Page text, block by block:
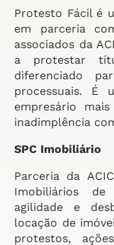
Protesto Fácil é
em parceria
associados da
a protestar
diferenciado
processuais. É
empresário
inadimplência
SPC Imobiliário
Parceria da
Imobiliários
agilidade e
locação de
protestos,